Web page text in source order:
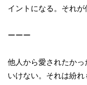
イントになる。それが
ーーー
他人から愛されたか
いけない。それは紛れ